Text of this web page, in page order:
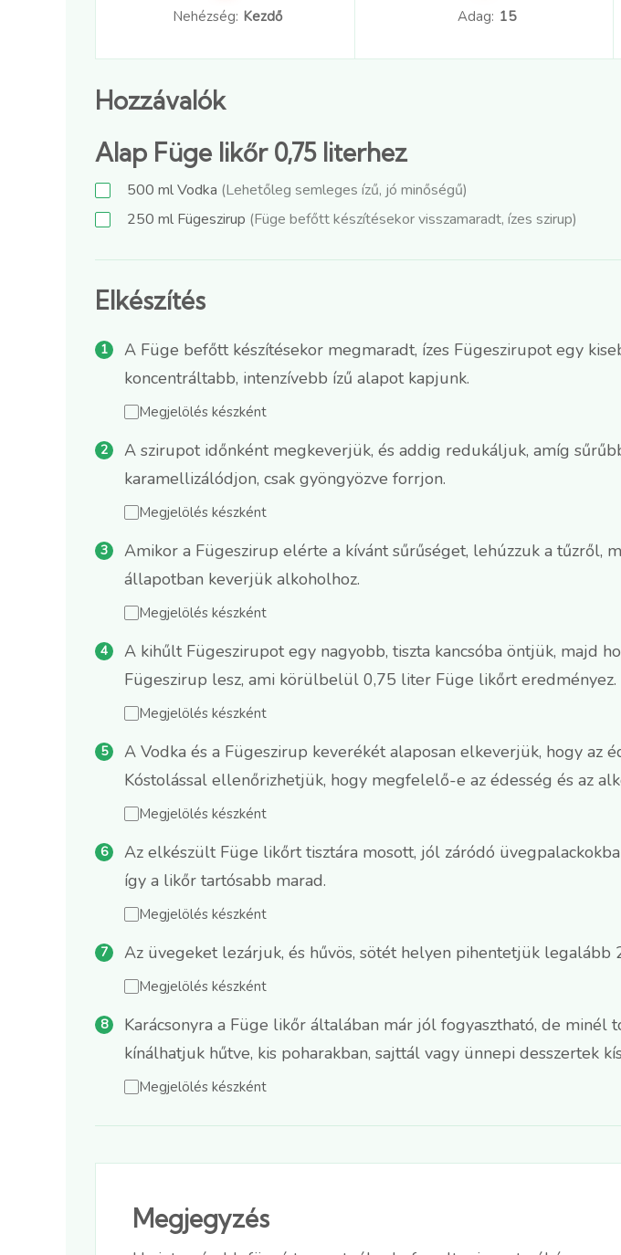
Nehézség: Kezdő Adag: 15
Hozzávalók
Alap Füge likőr 0,75 literhez
500 mlVodka (Lehetőleg semleges ízű, jó minőségű)
250 ml Fügeszirup (Füge befőtt készítésekor visszamaradt, ízes szirup)
Elkészítés
A Füge befőtt készítésekor megmaradt, ízes Fügeszirupot egy
koncentráltabb, intenzívebb ízű alapot kapjunk.
Megjelölés készként
A szirupot időnként megkeverjük, és addig redukáljuk, amíg
karamellizálódjon, csak gyöngyözve forrjon.
Megjelölés készként
Amikor a Fügeszirup elérte a kívánt sűrűséget, lehúzzuk a tűzről,
állapotban keverjük alkoholhoz.
Megjelölés készként
A kihűlt Fügeszirupot egy nagyobb, tiszta kancsóba öntjük, majd
Fügeszirup lesz, ami körülbelül 0,75 liter Füge likőrt eredményez.
Megjelölés készként
A Vodka és a Fügeszirup keverékét alaposan elkeverjük, hogy az
Kóstolással ellenőrizhetjük, hogy megfelelő-e az édesség és az
Megjelölés készként
Az elkészült Füge likőrt tisztára mosott, jól záródó
így a likőr tartósabb marad.
Megjelölés készként
Az üvegeket lezárjuk, és hűvös, sötét helyen pihentetjük legalább
Megjelölés készként
Karácsonyra a Füge likőr általában már jól fogyasztható, de minél
kínálhatjuk hűtve, kis poharakban, sajttál vagy ünnepi desszertek
Megjelölés készként
Megjegyzés